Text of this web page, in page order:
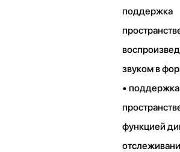
поддержка
звуком в
• поддержка
функцией